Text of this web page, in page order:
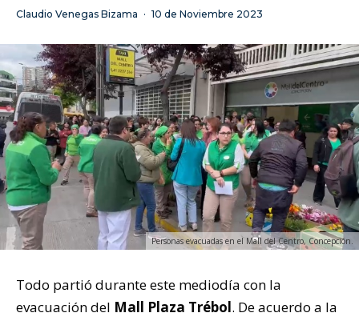
Claudio Venegas Bizama · 10 de Noviembre 2023
Personas evacuadas en el Mall del Centro, Concepción.
Todo partió durante este mediodía con la
evacuación del Mall Plaza Trébol. De acuerdo a la